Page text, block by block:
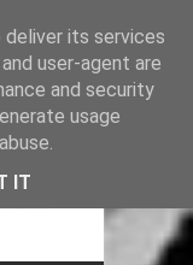
3
Stagioni
its services
user-agent are
and security
usage
IT